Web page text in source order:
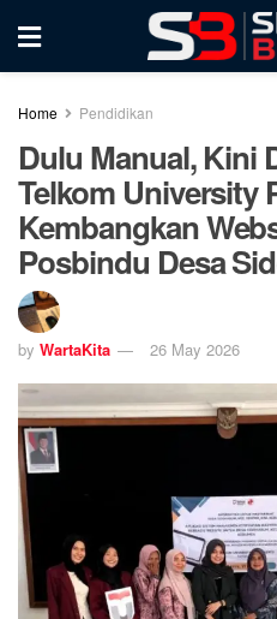
Home Pendidikan
Dulu Manual, Kini
Telkom University
Kembangkan
Posbindu Desa
by WartaKita 26 May 2026